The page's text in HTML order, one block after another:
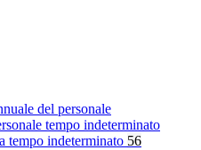
del personale
tempo indeterminato
tempo indeterminato 56